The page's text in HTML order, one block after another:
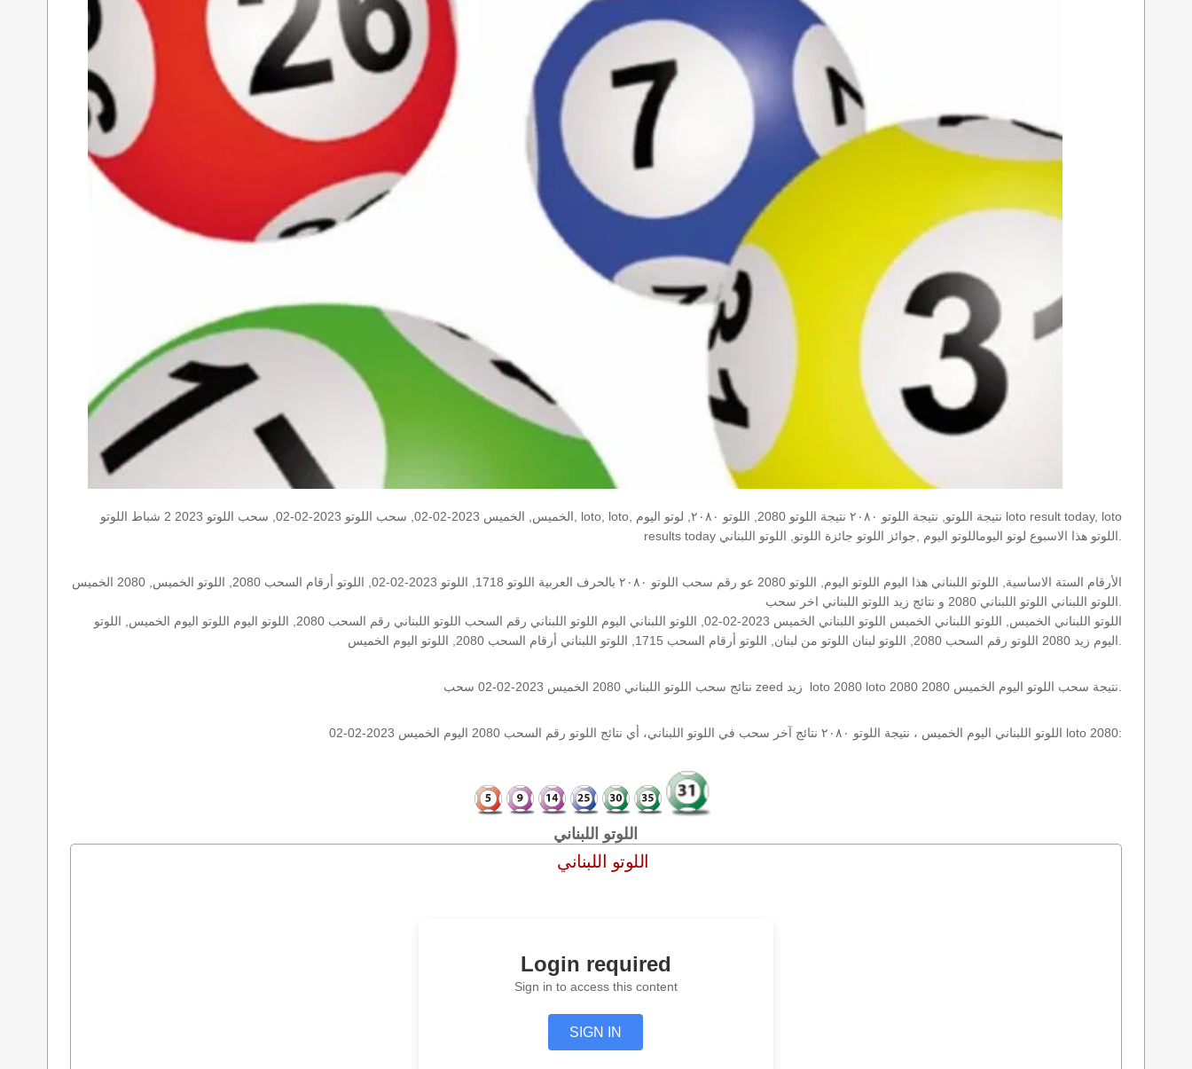
الخميس, الخميس 2023-02-02, سحب اللوتو 2023-02-02, سحب اللوتو 2023 2 شباط اللوتو, loto, loto, نتيجة اللوتو, نتيجة اللوتو ٢٠٨٠ نتيجة اللوتو 2080, اللوتو ٢٠٨٠, لوتو اليوم loto result today, loto
الأرقام الستة الاساسية, اللوتو اللبناني هذا اليوم اللوتو اليوم, اللوتو 2080 عو رقم سحب اللوتو ٢٠٨٠ بالحرف العربية اللوتو 1718, اللوتو 2023-02-02, اللوتو أرقام السحب 2080, اللوتو الخميس, 2080 الخميس
اللوتو اللبناني الخميس, اللوتو اللبناني الخميس اللوتو اللبناني الخميس 2023-02-02, اللوتو اللبناني اليوم اللوتو اللبناني رقم السحب اللوتو اللبناني رقم السحب 2080, اللوتو اليوم اللوتو اليوم الخميس, اللوتو
اللوتو اللبناني اليوم الخميس ، نتيجة اللوتو ٢٠٨٠ نتائج آخر سحب في اللوتو اللبناني، أي نتائج اللوتو رقم السحب 2080 اليوم الخميس 2023-02-02 loto 2080:
اللوتو اللبناني
اللوتو اللبناني
Login required
Sign in to access this content
SIGN IN